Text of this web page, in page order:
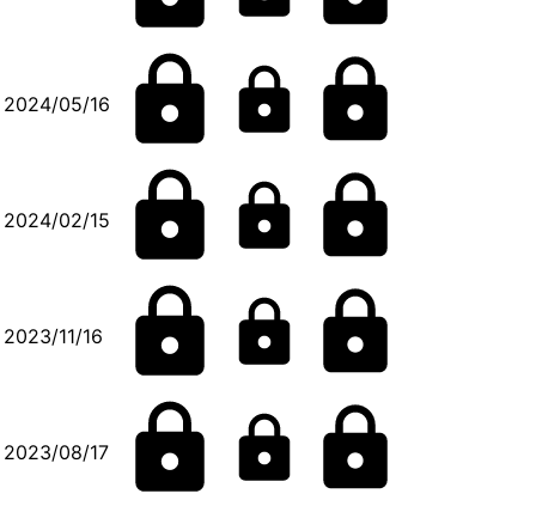
2024/05/16
2024/02/15
2023/11/16
2023/08/17